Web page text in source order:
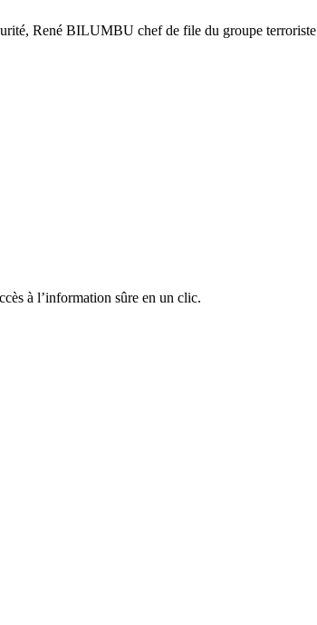
René BILUMBU chef de file du groupe terroriste
à l’information sûre en un clic.